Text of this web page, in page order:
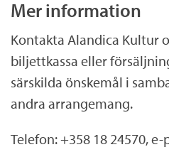
Mer information
Kontakta Alandica Kultur
biljettkassa eller
särskilda önskemål i
andra arrangemang.
Telefon: +358 18 24570, e-